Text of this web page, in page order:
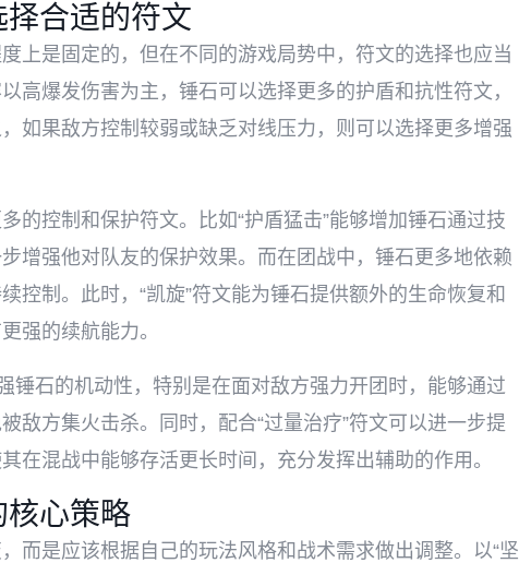
合适的符文
上是固定的，但在不同的游戏局势中，符文的选择也应当
高爆发伤害为主，锤石可以选择更多的护盾和抗性符文，
如果敌方控制较弱或缺乏对线压力，则可以选择更多增强
的控制和保护符文。比如“护盾猛击”能够增加锤石通过技
增强他对队友的保护效果。而在团战中，锤石更多地依赖
控制。此时，“凯旋”符文能为锤石提供额外的生命恢复和
强的续航能力。
锤石的机动性，特别是在面对敌方强力开团时，能够通过
敌方集火击杀。同时，配合“过量治疗”符文可以进一步提
在混战中能够存活更长时间，充分发挥出辅助的作用。
核心策略
而是应该根据自己的玩法风格和战术需求做出调整。以“坚